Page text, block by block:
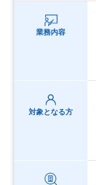
業務内容
対象となる方